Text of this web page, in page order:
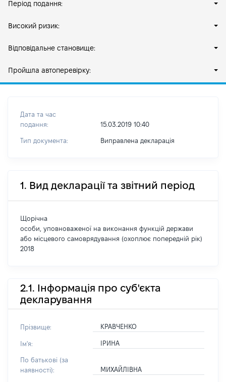
Період подання:
Високий ризик:
Відповідальне становище:
Пройшла автоперевірку:
Дата та час
подання:
15.03.2019 10:40
Тип документа: Виправлена декларація
1. Вид декларації та звітний період
Щорічна
особи, уповноваженої на виконання функцій держави
або місцевого самоврядування (охоплює попередній рік)
2018
2.1. Інформація про суб'єкта
декларування
Прізвище: КРАВЧЕНКО
Ім'я: ІРИНА
По батькові (за
наявності):
МИХАЙЛІВНА